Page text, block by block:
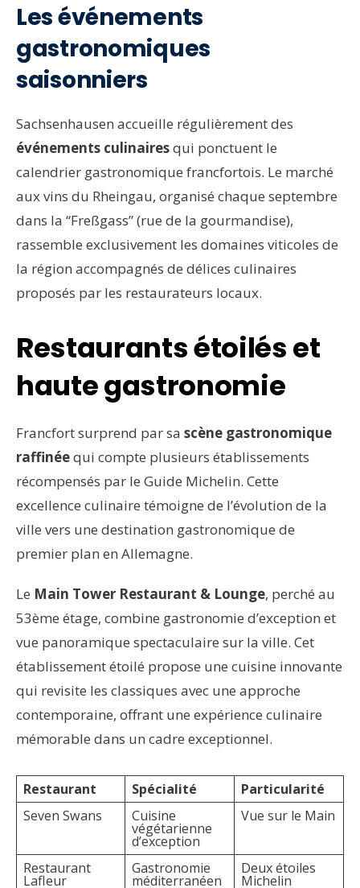
Les événements
gastronomiques
saisonniers
Sachsenhausen accueille régulièrement des
événements culinairesqui ponctuent le
calendrier gastronomique francfortois. Le marché
aux vins du Rheingau, organisé chaque septembre
dans la “Freßgass” (rue de la gourmandise),
rassemble exclusivement les domaines viticoles de
la région accompagnés de délices culinaires
proposés par les restaurateurs locaux.
Restaurants étoilés et
haute gastronomie
Francfort surprend par sa scène gastronomique
raffinéequi compte plusieurs établissements
récompensés par le Guide Michelin. Cette
excellence culinaire témoigne de l’évolution de la
ville vers une destination gastronomique de
premier plan en Allemagne.
Le Main Tower Restaurant & Lounge, perché au
53ème étage, combine gastronomie d’exception et
vue panoramique spectaculaire sur la ville. Cet
établissement étoilé propose une cuisine innovante
qui revisite les classiques avec une approche
contemporaine, offrant une expérience culinaire
mémorable dans un cadre exceptionnel.
Restaurant Spécialité
Particularité
Seven Swans
Cuisine
végétarienne
d’exception
Vue sur le Main
Restaurant
Lafleur
Gastronomie
méditerranéen
Deux étoiles
Michelin